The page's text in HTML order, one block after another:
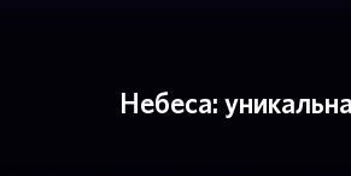
Небеса: